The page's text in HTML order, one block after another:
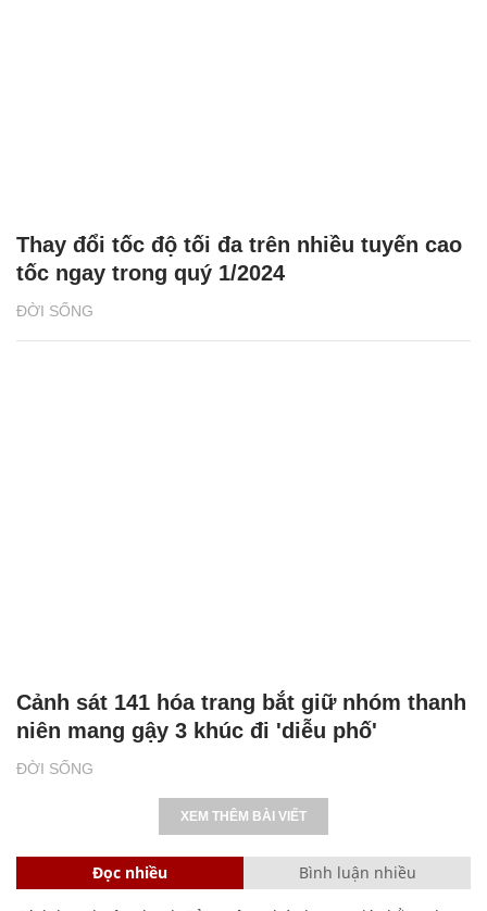
ĐỜI SỐNG
Thay đổi tốc độ tối đa trên nhiều tuyến cao
tốc ngay trong quý 1/2024
ĐỜI SỐNG
Cảnh sát 141 hóa trang bắt giữ nhóm thanh
niên mang gậy 3 khúc đi 'diễu phố'
XEM THÊM BÀI VIẾT
Đọc nhiều Bình luận nhiều